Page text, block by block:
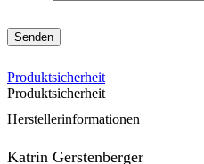
Produktsicherheit
Produktsicherheit
Herstellerinformationen
Katrin Gerstenberger